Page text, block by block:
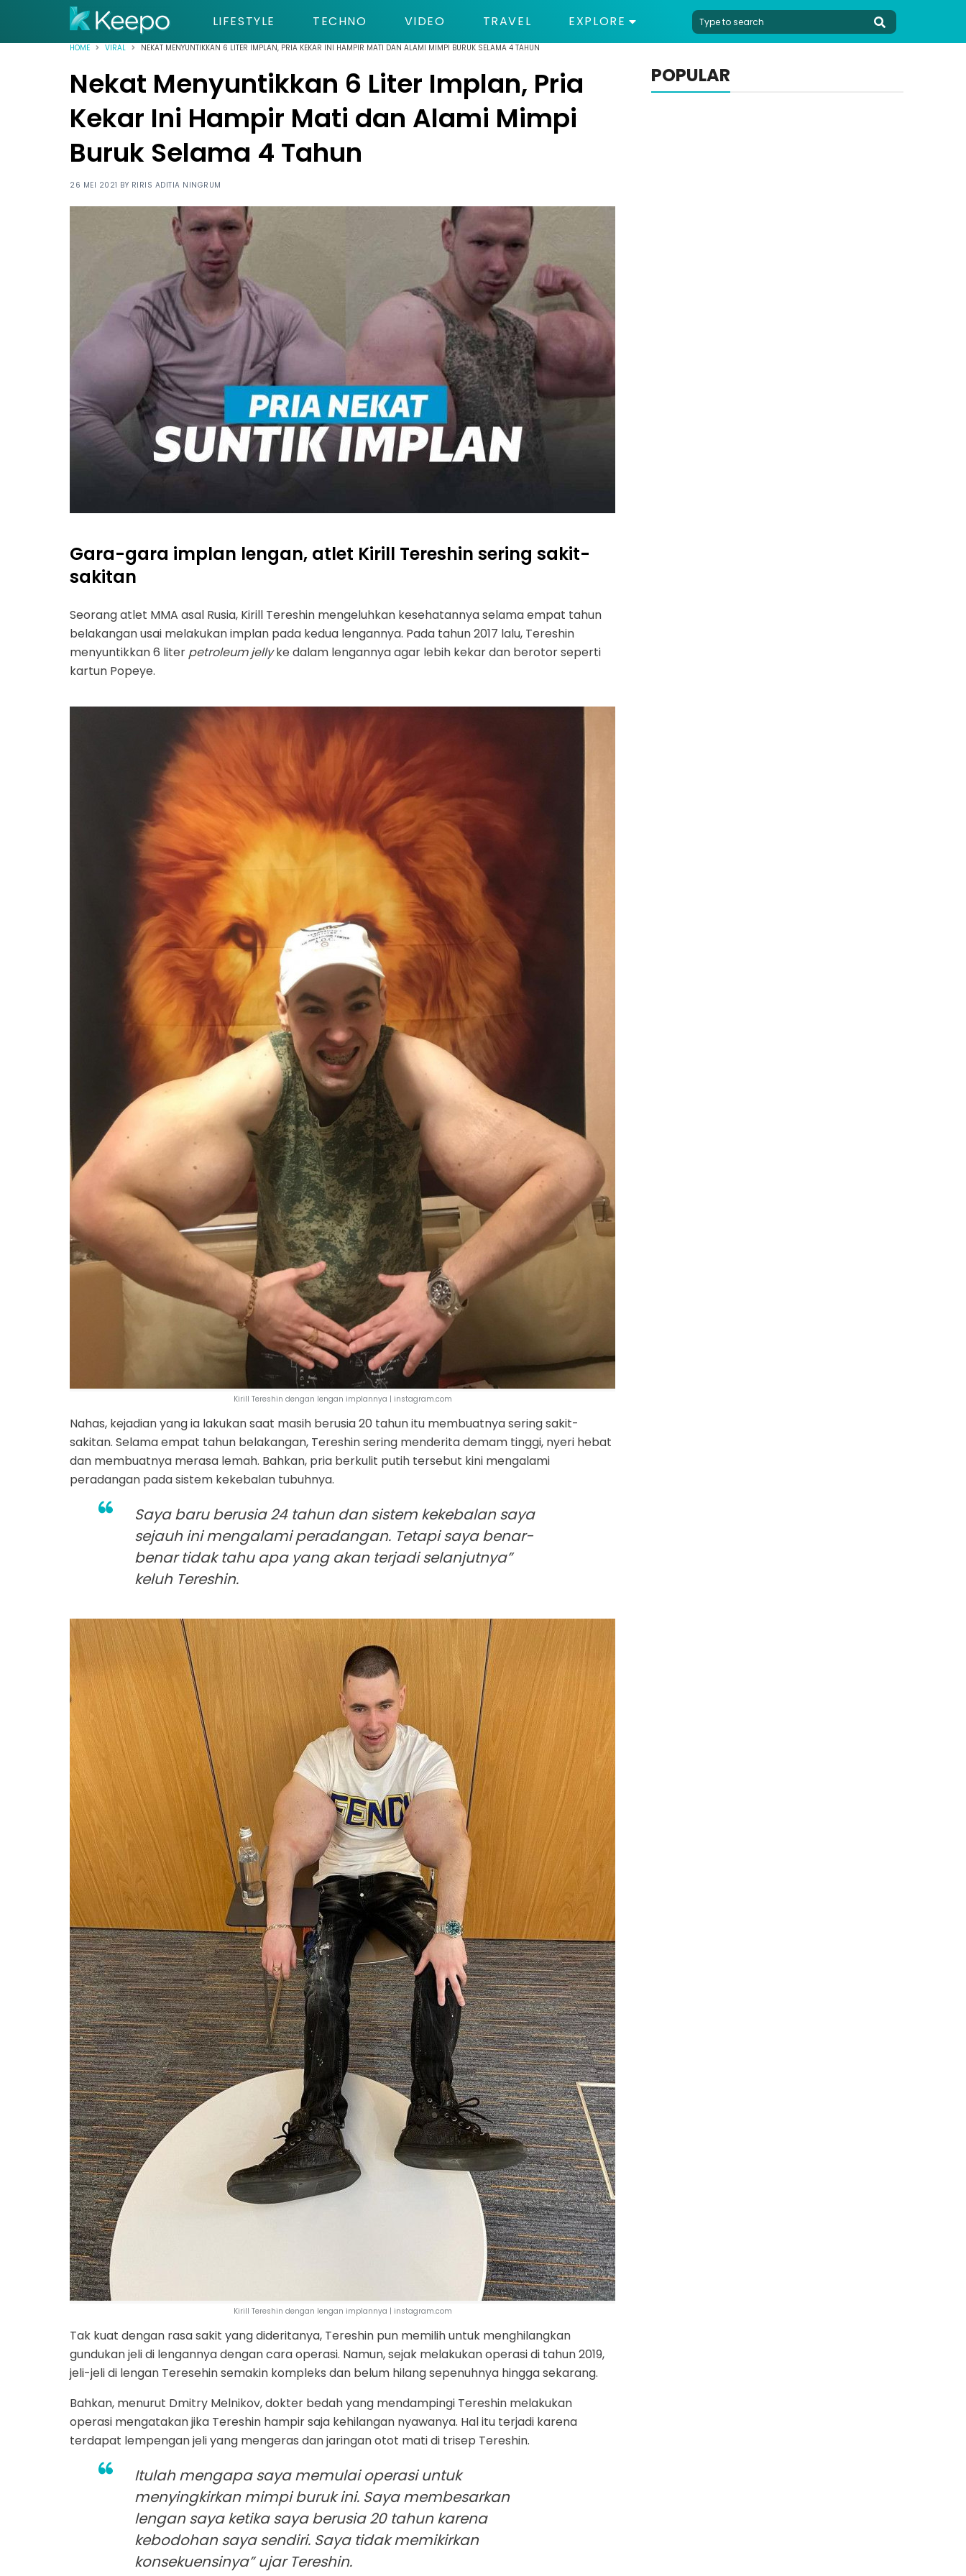
LIFESTYLE TECHNO VIDEO TRAVEL EXPLORE
HOME VIRAL NEKAT MENYUNTIKKAN 6 LITER IMPLAN, PRIA KEKAR INI HAMPIR MATI DAN ALAMI MIMPI BURUK SELAMA 4 TAHUN
Nekat Menyuntikkan 6 Liter Implan, Pria
Kekar Ini Hampir Mati dan Alami Mimpi
Buruk Selama 4 Tahun
26 MEI 2021 BY RIRIS ADITIA NINGRUM
Gara-gara implan lengan, atlet Kirill Tereshin sering sakit-
sakitan
Seorang atlet MMA asal Rusia, Kirill Tereshin mengeluhkan kesehatannya selama empat tahun
belakangan usai melakukan implan pada kedua lengannya. Pada tahun 2017 lalu, Tereshin
menyuntikkan 6 liter petroleum jellyke dalam lengannya agar lebih kekar dan berotor seperti
kartun Popeye.
Kirill Tereshin dengan lengan implannya | instagram.com
Nahas, kejadian yang ia lakukan saat masih berusia 20 tahun itu membuatnya sering sakit-
sakitan. Selama empat tahun belakangan, Tereshin sering menderita demam tinggi, nyeri hebat
dan membuatnya merasa lemah. Bahkan, pria berkulit putih tersebut kini mengalami
peradangan pada sistem kekebalan tubuhnya.
Saya baru berusia 24 tahun dan sistem kekebalan saya
sejauh ini mengalami peradangan. Tetapi saya benar-
benar tidak tahu apa yang akan terjadi selanjutnya”
keluh Tereshin.
Kirill Tereshin dengan lengan implannya | instagram.com
Tak kuat dengan rasa sakit yang dideritanya, Tereshin pun memilih untuk menghilangkan
gundukan jeli di lengannya dengan cara operasi. Namun, sejak melakukan operasi di tahun 2019,
jeli-jeli di lengan Teresehin semakin kompleks dan belum hilang sepenuhnya hingga sekarang.
Bahkan, menurut Dmitry Melnikov, dokter bedah yang mendampingi Tereshin melakukan
operasi mengatakan jika Tereshin hampir saja kehilangan nyawanya. Hal itu terjadi karena
terdapat lempengan jeli yang mengeras dan jaringan otot mati di trisep Tereshin.
Itulah mengapa saya memulai operasi untuk
menyingkirkan mimpi buruk ini. Saya membesarkan
lengan saya ketika saya berusia 20 tahun karena
kebodohan saya sendiri. Saya tidak memikirkan
konsekuensinya” ujar Tereshin.
POPULAR